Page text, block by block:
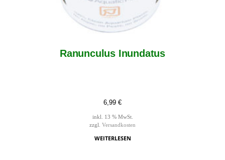
Ranunculus Inundatus
6,99 €
inkl. 13 % MwSt.
zzgl. Versandkosten
WEITERLESEN